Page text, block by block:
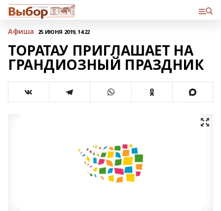
Афиша 25 ИЮНЯ 2019, 14:22
ТОРАТАУ ПРИГЛАШАЕТ НА
ГРАНДИОЗНЫЙ ПРАЗДНИК